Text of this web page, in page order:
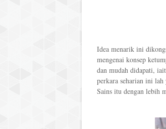
Idea menarik ini
mengenai konsep
dan mudah didapati,
perkara seharian ini
Sains itu dengan lebih